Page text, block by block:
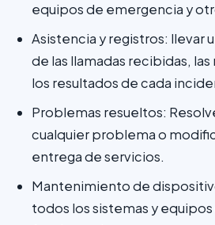
equipos de emergencia y
Asistencia y registros: llevar
de las llamadas recibidas,
los resultados de cada
Problemas resueltos:
cualquier problema o
entrega de servicios.
Mantenimiento de
todos los sistemas y